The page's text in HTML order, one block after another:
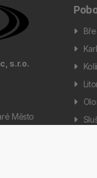
s.r.o.
Město